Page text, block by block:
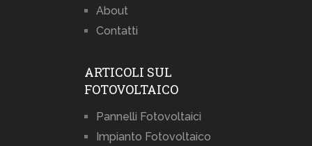
About
Contatti
ARTICOLI SUL
FOTOVOLTAICO
Pannelli Fotovoltaici
Impianto Fotovoltaico